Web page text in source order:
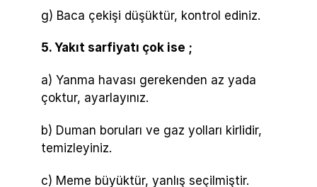
g) Baca çekişi düşüktür, kontrol ediniz.
5. Yakıt sarfiyatı çok ise ;
a) Yanma havası gerekenden az yada
çoktur, ayarlayınız.
b) Duman boruları ve gaz yolları kirlidir,
temizleyiniz.
c) Meme büyüktür, yanlış seçilmiştir.